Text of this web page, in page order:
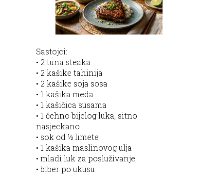
Sastojci:
• 2 tuna steaka
• 2 kašike tahinija
• 2 kašike soja sosa
• 1 kašika meda
• 1 kašičica susama
• 1 čehno bijelog luka, sitno
nasjeckano
• sok od ½ limete
• 1 kašika maslinovog ulja
• mladi luk za posluživanje
• biber po ukusu